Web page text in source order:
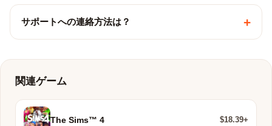
サポートへの連絡方法は？ +
関連ゲーム
The Sims™ 4 $18.39+